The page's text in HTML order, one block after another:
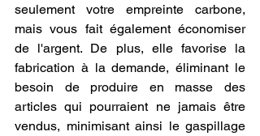
seulement votre empreinte carbone,
mais vous fait également économiser
de l'argent. De plus, elle favorise la
fabrication à la demande, éliminant le
besoin de produire en masse des
articles qui pourraient ne jamais être
vendus, minimisant ainsi le gaspillage